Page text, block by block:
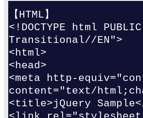
【HTML】
<!DOCTYPE html
Transitional//EN">
<html>
<head>
<meta http-
content="text/
<title>jQuery